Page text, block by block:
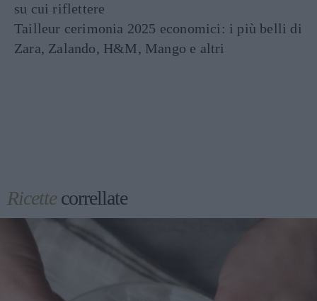
su cui riflettere
Tailleur cerimonia 2025 economici: i più belli di
Zara, Zalando, H&M, Mango e altri
Ricettecorrellate